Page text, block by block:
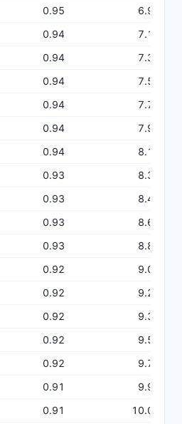
0.95
6.98
0.94
7.17
0.94
7.36
0.94
7.55
0.94
7.74
0.94
7.93
0.94
8.12
0.93
8.30
0.93
8.49
0.93
8.67
0.93
8.85
0.92
9.03
0.92
9.21
0.92
9.39
0.92
9.57
0.92
9.74
0.91
9.92
0.91 10.09
管理システムは、運用に手